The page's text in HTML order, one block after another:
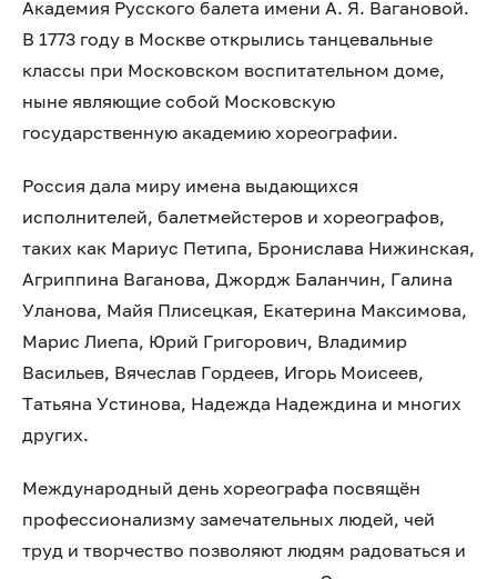
Академия Русского балета имени А. Я. Вагановой.
В 1773 году в Москве открылись танцевальные
классы при Московском воспитательном доме,
ныне являющие собой Московскую
государственную академию хореографии.
Россия дала миру имена выдающихся
исполнителей, балетмейстеров и хореографов,
таких как Мариус Петипа, Бронислава Нижинская,
Агриппина Ваганова, Джордж Баланчин, Галина
Уланова, Майя Плисецкая, Екатерина Максимова,
Марис Лиепа, Юрий Григорович, Владимир
Васильев, Вячеслав Гордеев, Игорь Моисеев,
Татьяна Устинова, Надежда Надеждина и многих
других.
Международный день хореографа посвящён
профессионализму замечательных людей, чей
труд и творчество позволяют людям радоваться и